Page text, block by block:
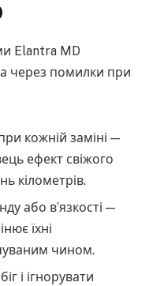
Elantra MD
через помилки при
кожній заміні —
ефект свіжого
кілометрів.
або в’язкості —
їхні
чином.
і ігнорувати